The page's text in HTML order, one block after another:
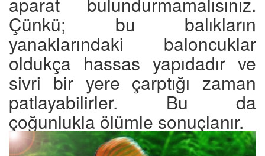
Çünkü; bu balıkların
yanaklarındaki baloncuklar
oldukça hassas yapıdadır ve
sivri bir yere çarptığı zaman
patlayabilirler. Bu da
çoğunlukla ölümle sonuçlanır.